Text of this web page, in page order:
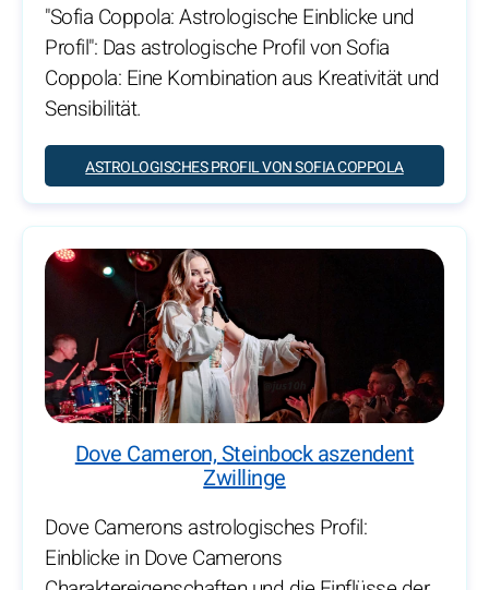
"Sofia Coppola: Astrologische Einblicke und
Profil": Das astrologische Profil von Sofia
Coppola: Eine Kombination aus Kreativität und
Sensibilität.
ASTROLOGISCHES PROFIL VON SOFIA COPPOLA
Dove Cameron, Steinbock aszendent
Zwillinge
Dove Camerons astrologisches Profil:
Einblicke in Dove Camerons